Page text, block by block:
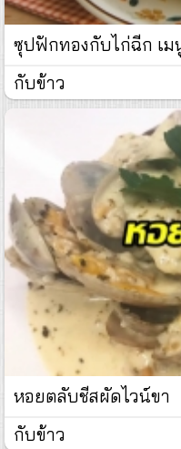
ซุปฟักทองกับไก่ฉีก เ
กับข้าว
หอยตลับชีสผัดไวน์ขา
กับข้าว